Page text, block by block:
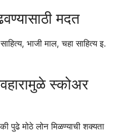
मदत
भाजी माल, चहा साहित्य इ.
स्कोअर
पुढे मोठे लोन मिळण्याची शक्यता